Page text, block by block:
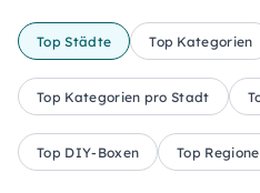
Top Städte Top Kategorien
Top Kategorien pro Stadt
Top DIY-Boxen Top